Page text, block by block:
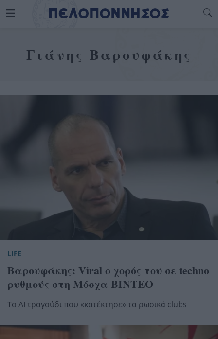
Γιάνης Βαρουφάκης
LIFE
Βαρουφάκης: Viral ο χορός του σε techno
ρυθμούς στη Μόσχα ΒΙΝΤΕΟ
Το AI τραγούδι που «κατέκτησε» τα ρωσικά clubs